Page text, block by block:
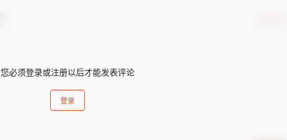
您必须登录或注册以后才能发表评论
登录